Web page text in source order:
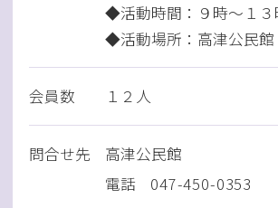
◆活動時間：９時～１３
◆活動場所：高津公民館
会員数 １２人
問合せ先
高津公民館
電話
047-450-0353